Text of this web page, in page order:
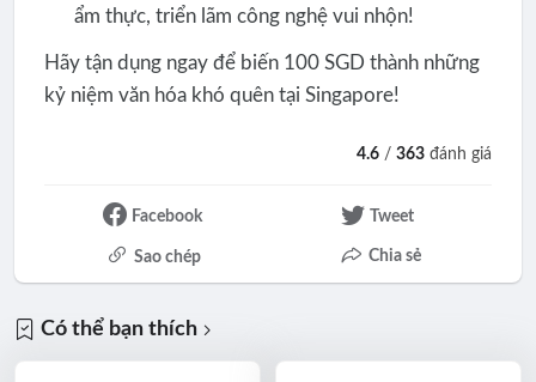
ẩm thực, triển lãm công nghệ vui nhộn!
Hãy tận dụng ngay để biến 100 SGD thành những
kỷ niệm văn hóa khó quên tại Singapore!
4.6 /363 đánh giá
Facebook Tweet
Sao chép Chia sẻ
Có thể bạn thích